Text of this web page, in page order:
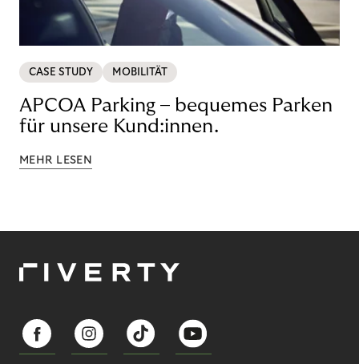
CASE STUDY MOBILITÄT
APCOA Parking – bequemes Parken
für unsere Kund:innen.
MEHR LESEN